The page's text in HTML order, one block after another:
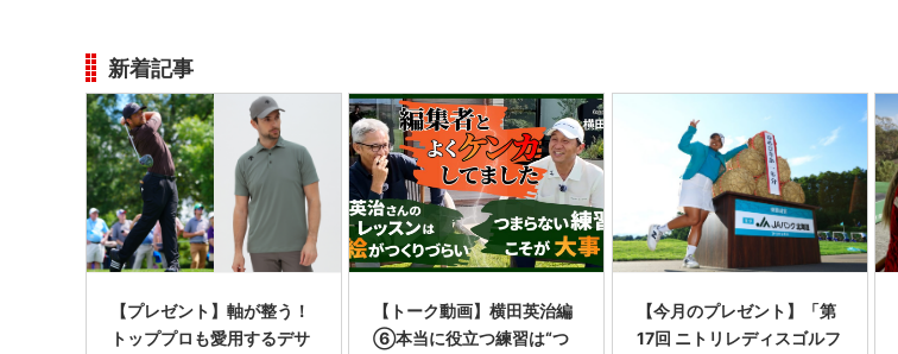
新着記事
【プレゼント】軸が整う！
トッププロも愛用するデサ
【トーク動画】横田英治編
⑥本当に役立つ練習は“つ
【今月のプレゼント】「第
17回 ニトリレディスゴルフ